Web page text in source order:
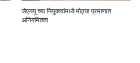
जेएनयू च्या नियुक्त्यांमध्ये मोठ्या प्रमाणात
अनियमितता